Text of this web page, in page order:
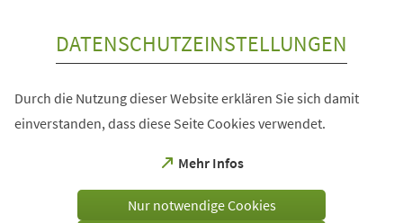
DATENSCHUTZEINSTELLUNGEN
Durch die Nutzung dieser Website erklären Sie sich damit
einverstanden, dass diese Seite Cookies verwendet.
Mehr Infos
(Öffnet
einem
Nur notwendige Cookies